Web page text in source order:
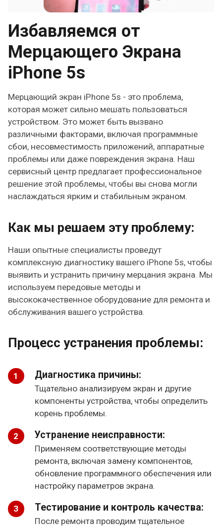
Избавляемся от
Мерцающего Экрана
iPhone 5s
Мерцающий экран iPhone 5s - это проблема,
которая может сильно мешать пользоваться
устройством. Это может быть вызвано
различными факторами, включая программные
сбои, несовместимость приложений, аппаратные
проблемы или даже повреждения экрана. Наш
сервисный центр предлагает профессиональное
решение этой проблемы, чтобы вы снова могли
наслаждаться ярким и стабильным экраном.
Как мы решаем эту проблему:
Наши опытные специалисты проведут
комплексную диагностику вашего iPhone 5s, чтобы
выявить и устранить причину мерцания экрана. Мы
используем передовые методы и
высококачественное оборудование для ремонта и
обслуживания вашего устройства.
Процесс устранения проблемы:
Диагностика причины:
Тщательно анализируем экран и другие
компоненты устройства, чтобы определить
корень проблемы.
Устранение неисправности:
Применяем соответствующие методы
ремонта, включая замену компонентов,
обновление программного обеспечения или
настройку параметров экрана.
Тестирование и контроль качества:
После ремонта проводим тщательное